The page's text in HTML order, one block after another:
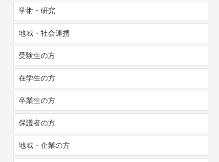
学術・研究
地域・社会連携
受験生の方
在学生の方
卒業生の方
保護者の方
地域・企業の方